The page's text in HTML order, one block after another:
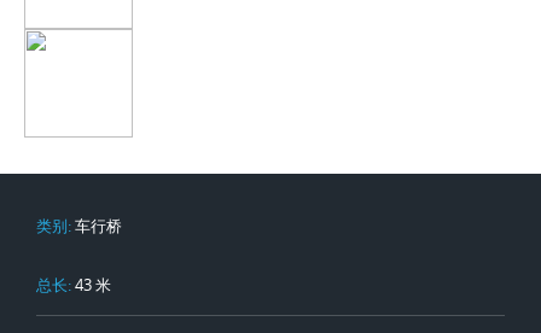
类别:车行桥
总长:43 米